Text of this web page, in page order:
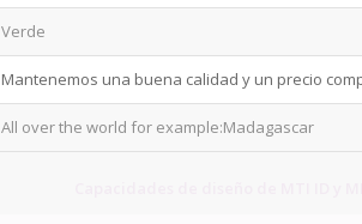
Verde
Mantenemos una buena calidad y un precio
All over the world for example:Madagascar